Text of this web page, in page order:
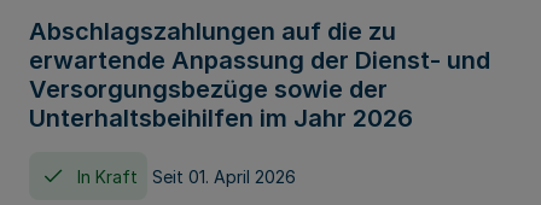
Abschlagszahlungen auf die zu
erwartende Anpassung der Dienst- und
Versorgungsbezüge sowie der
Unterhaltsbeihilfen im Jahr 2026
In Kraft Seit 01. April 2026